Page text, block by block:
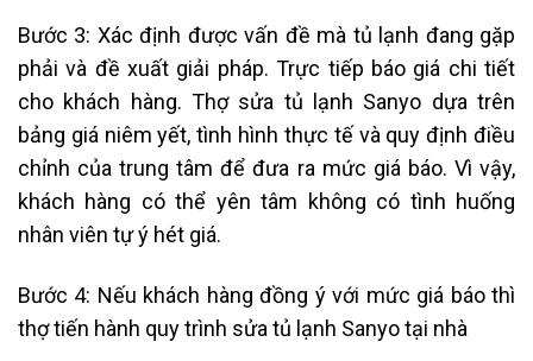
Bước 3: Xác định được vấn đề mà tủ lạnh đang gặp
phải và đề xuất giải pháp. Trực tiếp báo giá chi tiết
cho khách hàng. Thợ sửa tủ lạnh Sanyo dựa trên
bảng giá niêm yết, tình hình thực tế và quy định điều
chỉnh của trung tâm để đưa ra mức giá báo. Vì vậy,
khách hàng có thể yên tâm không có tình huống
nhân viên tự ý hét giá.
Bước 4: Nếu khách hàng đồng ý với mức giá báo thì
thợ tiến hành quy trình sửa tủ lạnh Sanyo tại nhà